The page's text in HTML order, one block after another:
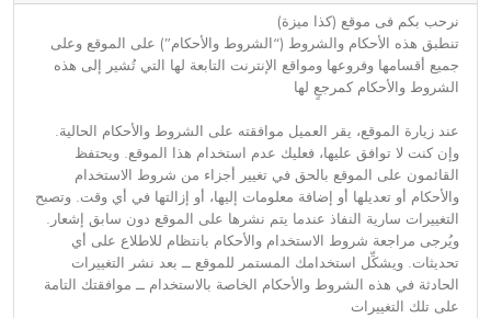
نرحب بكم فى موقع (كذا ميزة)
تنطبق هذه الأحكام والشروط (“الشروط والأحكام”) على الموقع وعلى
جميع أقسامها وفروعها ومواقع الإنترنت التابعة لها التي تُشير إلى هذه
الشروط والأحكام كمرجعٍ لها
عند زيارة الموقع، يقر العميل موافقته على الشروط والأحكام الحالية.
وإن كنت لا توافق عليها، فعليك عدم استخدام هذا الموقع. ويحتفظ
القائمون على الموقع بالحق في تغيير أجزاء من شروط الاستخدام
والأحكام أو تعديلها أو إضافة معلومات إليها، أو إزالتها في أي وقت. وتصبح
التغييرات سارية النفاذ عندما يتم نشرها على الموقع دون سابق إشعار.
ويُرجى مراجعة شروط الاستخدام والأحكام بانتظام للاطلاع على أي
تحديثات. ويشكِّل استخدامك المستمر للموقع ــ بعد نشر التغييرات
الحادثة في هذه الشروط والأحكام الخاصة بالاستخدام ــ موافقتك التامة
على تلك التغييرات